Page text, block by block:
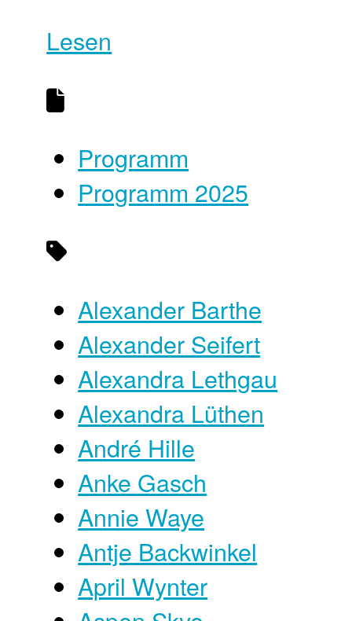
Lesen
Programm
Programm 2025
Alexander Barthe
Alexander Seifert
Alexandra Lethgau
Alexandra Lüthen
André Hille
Anke Gasch
Annie Waye
Antje Backwinkel
April Wynter